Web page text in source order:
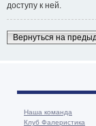
доступу к ней.
Вернуться на
Наша команда
Клуб Фалеристика